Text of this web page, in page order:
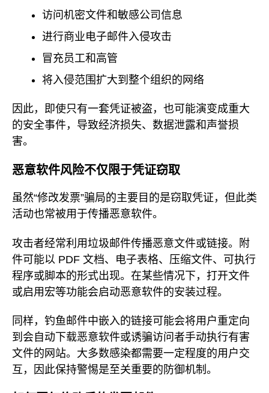
访问机密文件和敏感公司信息
进行商业电子邮件入侵攻击
冒充员工和高管
将入侵范围扩大到整个组织的网络
因此，即使只有一套凭证被盗，也可能演变成重大
的安全事件，导致经济损失、数据泄露和声誉损
害。
恶意软件风险不仅限于凭证窃取
虽然“修改发票”骗局的主要目的是窃取凭证，但此类
活动也常被用于传播恶意软件。
攻击者经常利用垃圾邮件传播恶意文件或链接。附
件可能以 PDF 文档、电子表格、压缩文件、可执行
程序或脚本的形式出现。在某些情况下，打开文件
或启用宏等功能会启动恶意软件的安装过程。
同样，钓鱼邮件中嵌入的链接可能会将用户重定向
到会自动下载恶意软件或诱骗访问者手动执行有害
文件的网站。大多数感染都需要一定程度的用户交
互，因此保持警惕是至关重要的防御机制。